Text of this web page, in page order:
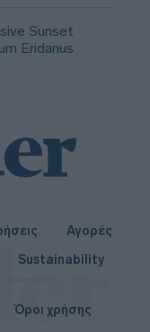
Sunset
Eridanus
Αγορές
Sustainability
Όροι χρήσης